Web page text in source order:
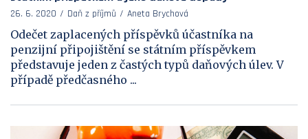
26. 6. 2020 Daň z příjmů Aneta Brychová
Odečet zaplacených příspěvků účastníka na
penzijní připojištění se státním příspěvkem
představuje jeden z častých typů daňových úlev. V
případě předčasného ...